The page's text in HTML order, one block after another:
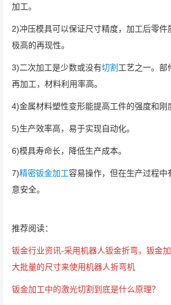
加工。
2)冲压模具可以保证尺寸精度，加工后零件
极高的再现性。
3)二次加工是少数或没有切割 工艺之一。部
再加工，材料利用率高。
4)金属材料塑性变形能提高工件的强度和刚
5)生产效率高，易于实现自动化。
6)模具寿命长，降低生产成本。
7)精密钣金加工容易操作，但在生产过程中
意安全。
推荐阅读：
钣金行业资讯-采用机器人钣金折弯，钣金
大批量的尺寸来使用机器人折弯机
钣金加工中的激光切割到底是什么原理？